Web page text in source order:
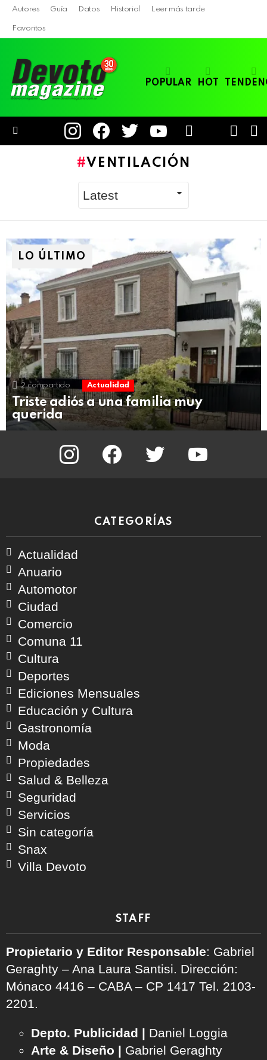
Autores Guía Datos Historial Leer más tarde
Favoritos
POPULAR HOT
instagramfacebooktwitter youtube
SKIN
VENTILACIÓN
LO ÚLTIMO
2 compartido Actualidad
Triste adiós a una familia muy
querida
instagram facebook twitter youtube
CATEGORÍAS
Actualidad
Anuario
Automotor
Ciudad
Comercio
Comuna 11
Cultura
Deportes
Ediciones Mensuales
Educación y Cultura
Gastronomía
Moda
Propiedades
Salud & Belleza
Seguridad
Servicios
Sin categoría
Snax
Villa Devoto
STAFF
Propietario y Editor Responsable: Gabriel
Geraghty – Ana Laura Santisi. Dirección:
Mónaco 4416 – CABA – CP 1417 Tel. 2103-
2201.
Depto. Publicidad | Daniel Loggia
Arte & Diseño | Gabriel Geraghty